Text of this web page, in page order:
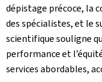
dépistage précoce, la
des spécialistes, et le
scientifique souligne
performance et
services abordables,